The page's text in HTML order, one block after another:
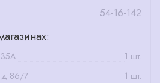
54-16-142
1 шт.
д 86/7
1 шт.